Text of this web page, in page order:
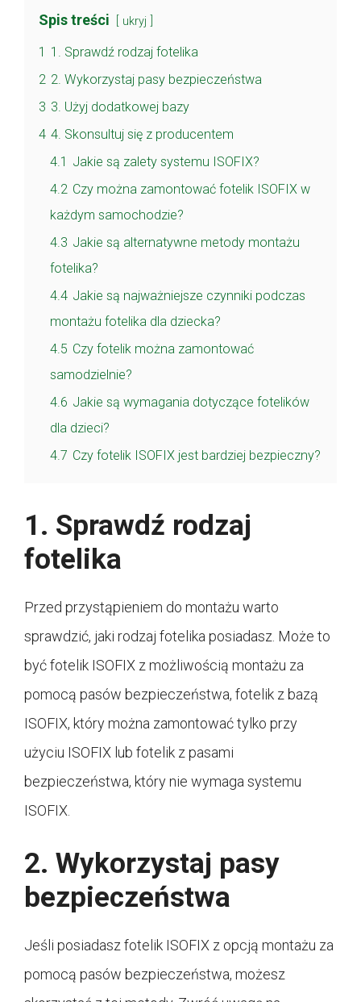
Spis treści ukryj
1 1. Sprawdź rodzaj fotelika
2 2. Wykorzystaj pasy bezpieczeństwa
3 3. Użyj dodatkowej bazy
4 4. Skonsultuj się z producentem
4.1 Jakie są zalety systemu ISOFIX?
4.2 Czy można zamontować fotelik ISOFIX w
każdym samochodzie?
4.3 Jakie są alternatywne metody montażu
fotelika?
4.4 Jakie są najważniejsze czynniki podczas
montażu fotelika dla dziecka?
4.5 Czy fotelik można zamontować
samodzielnie?
4.6 Jakie są wymagania dotyczące fotelików
dla dzieci?
4.7 Czy fotelik ISOFIX jest bardziej bezpieczny?
1. Sprawdź rodzaj
fotelika
Przed przystąpieniem do montażu warto
sprawdzić, jaki rodzaj fotelika posiadasz. Może to
być fotelik ISOFIX z możliwością montażu za
pomocą pasów bezpieczeństwa, fotelik z bazą
ISOFIX, który można zamontować tylko przy
użyciu ISOFIX lub fotelik z pasami
bezpieczeństwa, który nie wymaga systemu
ISOFIX.
2. Wykorzystaj pasy
bezpieczeństwa
Jeśli posiadasz fotelik ISOFIX z opcją montażu za
pomocą pasów bezpieczeństwa, możesz